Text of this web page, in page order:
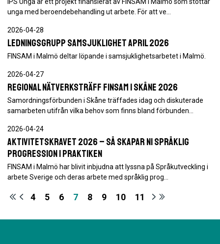
unga med beroendebehandling ut arbete. För att ve…
2026-04-28
Ledningsgrupp samsjuklighet april 2026
FINSAM i Malmö deltar löpande i samsjuklighetsarbetet i Malmö.
2026-04-27
Regional nätverksträff FINSAM i Skåne 2026
Samordningsförbunden i Skåne träffades idag och diskuterade
samarbeten utifrån vilka behov som finns bland förbunden…
2026-04-24
Aktivitetskravet 2026 – så skapar ni språklig
progression i praktiken
FINSAM i Malmö har blivit inbjudna att lyssna på Språkutveckling i
arbete Sverige och deras arbete med språklig prog…
4 5 6 7 8 9 10 11